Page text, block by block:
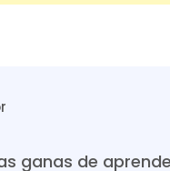
ganas de